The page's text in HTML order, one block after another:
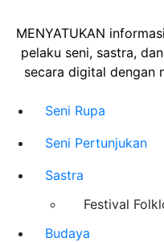
MENYATUKAN
pelaku seni, sastra,
secara digital dengan
Seni Rupa
Seni Pertunjukan
Sastra
Festival
Budaya